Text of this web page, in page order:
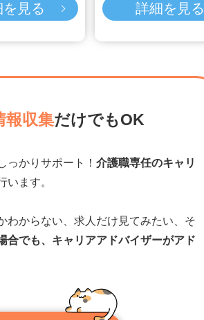
見る 詳細を見る
報収集だけでもOK
っかりサポート！ 介護職専任のキャリ
います。
わからない、求人だけ見てみたい、そ
合でも、キャリアアドバイザーがアド